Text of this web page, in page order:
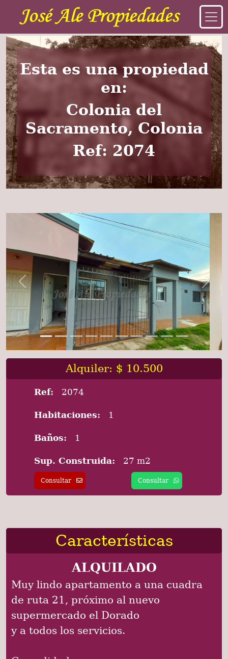
Esta es una propiedad
en:
Colonia del
Sacramento, Colonia
Ref: 2074
Previous Next
Alquiler: $ 10.500
Ref: 2074
Habitaciones: 1
Baños: 1
Sup. Construida: 27 m2
Consultar Consultar
Características
ALQUILADO
Muy lindo apartamento a una cuadra
de ruta 21, próximo al nuevo
supermercado el Dorado
y a todos los servicios.